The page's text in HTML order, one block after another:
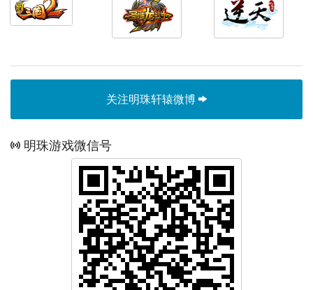
关注明珠轩辕微博
明珠游戏微信号